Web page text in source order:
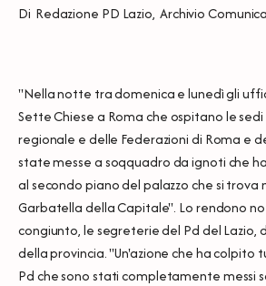
Di Redazione PD Lazio, Archivio
"Nella notte tra domenica e lunedì gli
Sette Chiese a Roma che ospitano le
regionale e delle Federazioni di Roma e
state messe a soqquadro da ignoti che
al secondo piano del palazzo che si trova
Garbatella della Capitale". Lo rendono
congiunto, le segreterie del Pd del Lazio,
della provincia. "Un'azione che ha colpito
Pd che sono stati completamente messi